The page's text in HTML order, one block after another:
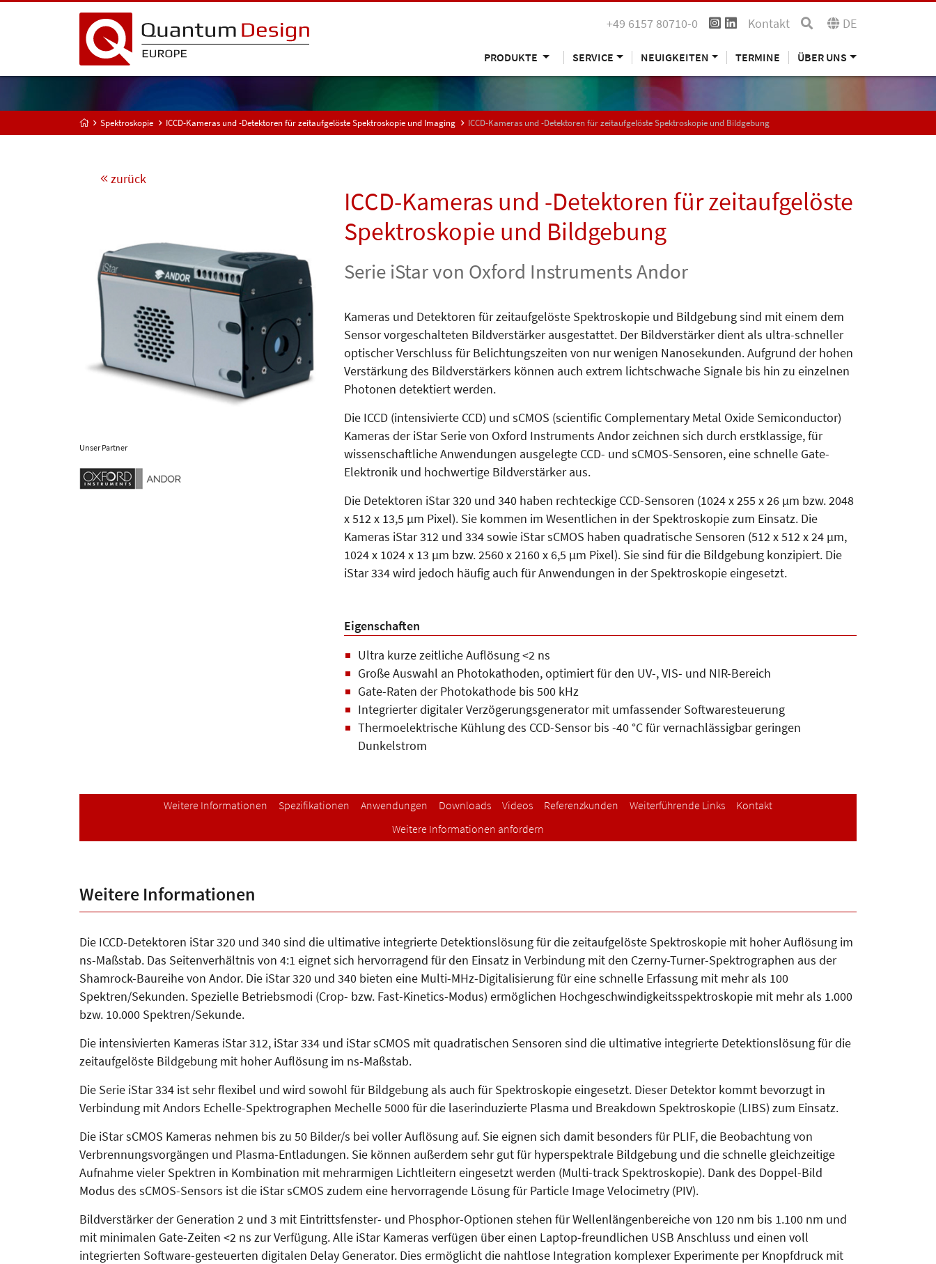
+49 6157 80710-0 Kontakt DE
PRODUKTE SERVICE NEUIGKEITEN TERMINE ÜBER UNS
Spektroskopie ICCD-Kameras und -Detektoren für zeitaufgelöste Spektroskopie und Imaging ICCD-Kameras und -Detektoren für zeitaufgelöste Spektroskopie und Bildgebung
zurück
Unser Partner
ICCD-Kameras und -Detektoren für zeitaufgelöste
Spektroskopie und Bildgebung
Serie iStar von Oxford Instruments Andor
Kameras und Detektoren für zeitaufgelöste Spektroskopie und Bildgebung sind mit einem dem
Sensor vorgeschalteten Bildverstärker ausgestattet. Der Bildverstärker dient als ultra-schneller
optischer Verschluss für Belichtungszeiten von nur wenigen Nanosekunden. Aufgrund der hohen
Verstärkung des Bildverstärkers können auch extrem lichtschwache Signale bis hin zu einzelnen
Photonen detektiert werden.
Die ICCD (intensivierte CCD) und sCMOS (scientific Complementary Metal Oxide Semiconductor)
Kameras der iStar Serie von Oxford Instruments Andor zeichnen sich durch erstklassige, für
wissenschaftliche Anwendungen ausgelegte CCD- und sCMOS-Sensoren, eine schnelle Gate-
Elektronik und hochwertige Bildverstärker aus.
Die Detektoren iStar 320 und 340 haben rechteckige CCD-Sensoren (1024 x 255 x 26 µm bzw. 2048
x 512 x 13,5 µm Pixel). Sie kommen im Wesentlichen in der Spektroskopie zum Einsatz. Die
Kameras iStar 312 und 334 sowie iStar sCMOS haben quadratische Sensoren (512 x 512 x 24 µm,
1024 x 1024 x 13 µm bzw. 2560 x 2160 x 6,5 µm Pixel). Sie sind für die Bildgebung konzipiert. Die
iStar 334 wird jedoch häufig auch für Anwendungen in der Spektroskopie eingesetzt.
Eigenschaften
Ultra kurze zeitliche Auflösung <2 ns
Große Auswahl an Photokathoden, optimiert für den UV-, VIS- und NIR-Bereich
Gate-Raten der Photokathode bis 500 kHz
Integrierter digitaler Verzögerungsgenerator mit umfassender Softwaresteuerung
Thermoelektrische Kühlung des CCD-Sensor bis -40 °C für vernachlässigbar geringen
Dunkelstrom
Weitere Informationen Spezifikationen Anwendungen Downloads Videos Referenzkunden Weiterführende Links
Kontakt
Weitere Informationen anfordern
Weitere Informationen
Die ICCD-Detektoren iStar 320 und 340 sind die ultimative integrierte Detektionslösung für die zeitaufgelöste Spektroskopie mit hoher Auflösung im
ns-Maßstab. Das Seitenverhältnis von 4:1 eignet sich hervorragend für den Einsatz in Verbindung mit den Czerny-Turner-Spektrographen aus der
Shamrock-Baureihe von Andor. Die iStar 320 und 340 bieten eine Multi-MHz-Digitalisierung für eine schnelle Erfassung mit mehr als 100
Spektren/Sekunden. Spezielle Betriebsmodi (Crop- bzw. Fast-Kinetics-Modus) ermöglichen Hochgeschwindigkeitsspektroskopie mit mehr als 1.000
bzw. 10.000 Spektren/Sekunde.
Die intensivierten Kameras iStar 312, iStar 334 und iStar sCMOS mit quadratischen Sensoren sind die ultimative integrierte Detektionslösung für die
zeitaufgelöste Bildgebung mit hoher Auflösung im ns-Maßstab.
Die Serie iStar 334 ist sehr flexibel und wird sowohl für Bildgebung als auch für Spektroskopie eingesetzt. Dieser Detektor kommt bevorzugt in
Verbindung mit Andors Echelle-Spektrographen Mechelle 5000 für die laserinduzierte Plasma und Breakdown Spektroskopie (LIBS) zum Einsatz.
Die iStar sCMOS Kameras nehmen bis zu 50 Bilder/s bei voller Auflösung auf. Sie eignen sich damit besonders für PLIF, die Beobachtung von
Verbrennungsvorgängen und Plasma-Entladungen. Sie können außerdem sehr gut für hyperspektrale Bildgebung und die schnelle gleichzeitige
Aufnahme vieler Spektren in Kombination mit mehrarmigen Lichtleitern eingesetzt werden (Multi-track Spektroskopie). Dank des Doppel-Bild
Modus des sCMOS-Sensors ist die iStar sCMOS zudem eine hervorragende Lösung für Particle Image Velocimetry (PIV).
Bildverstärker der Generation 2 und 3 mit Eintrittsfenster- und Phosphor-Optionen stehen für Wellenlängenbereiche von 120 nm bis 1.100 nm und
mit minimalen Gate-Zeiten <2 ns zur Verfügung. Alle iStar Kameras verfügen über einen Laptop-freundlichen USB Anschluss und einen voll
integrierten Software-gesteuerten digitalen Delay Generator. Dies ermöglicht die nahtlose Integration komplexer Experimente per Knopfdruck mit